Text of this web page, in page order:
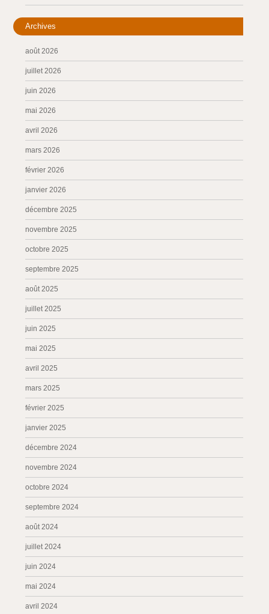
Archives
août 2026
juillet 2026
juin 2026
mai 2026
avril 2026
mars 2026
février 2026
janvier 2026
décembre 2025
novembre 2025
octobre 2025
septembre 2025
août 2025
juillet 2025
juin 2025
mai 2025
avril 2025
mars 2025
février 2025
janvier 2025
décembre 2024
novembre 2024
octobre 2024
septembre 2024
août 2024
juillet 2024
juin 2024
mai 2024
avril 2024